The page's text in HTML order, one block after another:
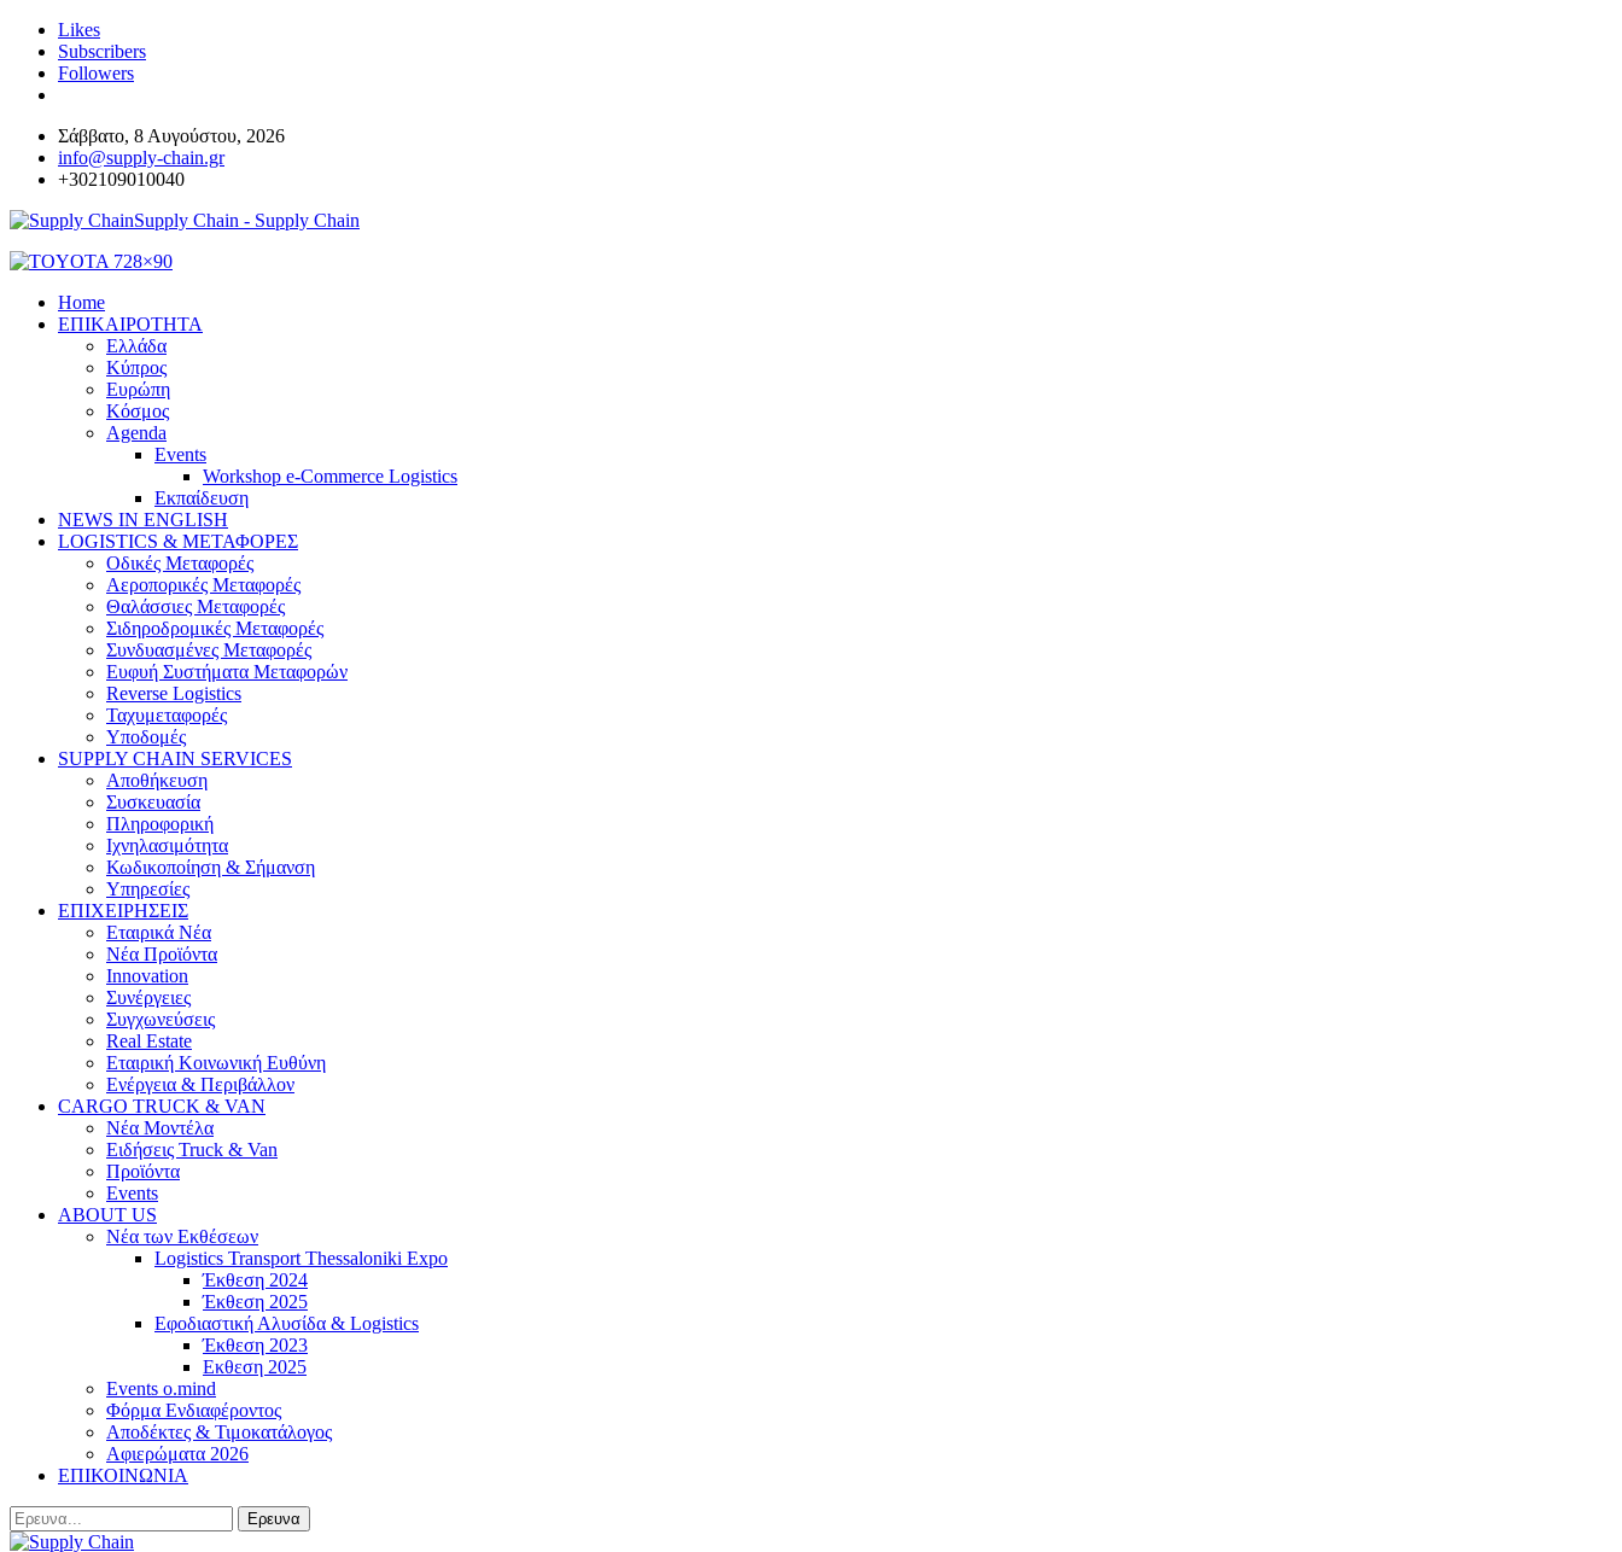
Likes
Subscribers
Followers
Σάββατο, 8 Αυγούστου, 2026
info@supply-chain.gr
+302109010040
Supply Chain - Supply Chain
Home
ΕΠΙΚΑΙΡΟΤΗΤΑ
Ελλάδα
Κύπρος
Ευρώπη
Κόσμος
Agenda
Events
Workshop e-Commerce Logistics
Εκπαίδευση
NEWS IN ENGLISH
LOGISTICS & ΜΕΤΑΦΟΡΕΣ
Οδικές Μεταφορές
Αεροπορικές Μεταφορές
Θαλάσσιες Μεταφορές
Σιδηροδρομικές Μεταφορές
Συνδυασμένες Μεταφορές
Ευφυή Συστήματα Μεταφορών
Reverse Logistics
Ταχυμεταφορές
Υποδομές
SUPPLY CHAIN SERVICES
Αποθήκευση
Συσκευασία
Πληροφορική
Ιχνηλασιμότητα
Κωδικοποίηση & Σήμανση
Υπηρεσίες
ΕΠΙΧΕΙΡΗΣΕΙΣ
Εταιρικά Νέα
Νέα Προϊόντα
Innovation
Συνέργειες
Συγχωνεύσεις
Real Estate
Εταιρική Κοινωνική Ευθύνη
Ενέργεια & Περιβάλλον
CARGO TRUCK & VAN
Νέα Μοντέλα
Ειδήσεις Truck & Van
Προϊόντα
Events
ABOUT US
Νέα των Εκθέσεων
Logistics Transport Thessaloniki Expo
Έκθεση 2024
Έκθεση 2025
Εφοδιαστική Αλυσίδα & Logistics
Έκθεση 2023
Εκθεση 2025
Events o.mind
Φόρμα Ενδιαφέροντος
Αποδέκτες & Τιμοκατάλογος
Αφιερώματα 2026
ΕΠΙΚΟΙΝΩΝΙΑ